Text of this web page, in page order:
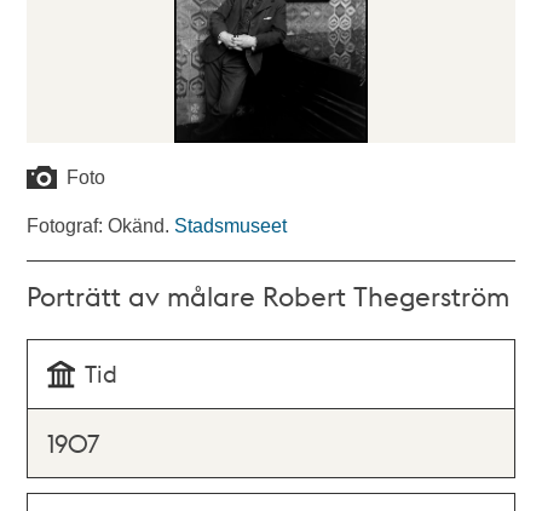
Foto
Fotograf: Okänd. Stadsmuseet
Porträtt av målare Robert Thegerström
Tid
1907